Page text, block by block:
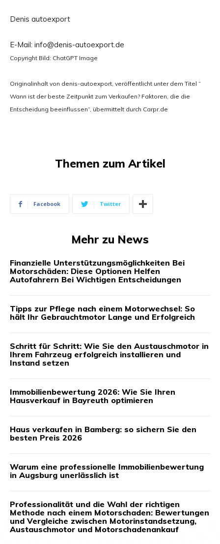
Denis autoexport
E-Mail: info@denis-autoexport.de
Copyright Bild: ChatGPT Image
Originalinhalt von denis-autoexport, veröffentlicht unter dem Titel “
Wann ist der beste Zeitpunkt zum Verkaufen? Faktoren, die die
Entscheidung beeinflussen“, übermittelt durch Carpr.de
Themen zum Artikel
Facebook Twitter
Mehr zu News
Finanzielle Unterstützungsmöglichkeiten Bei
Motorschäden: Diese Optionen Helfen
Autofahrern Bei Wichtigen Entscheidungen
Tipps zur Pflege nach einem Motorwechsel: So
hält Ihr Gebrauchtmotor Lange und Erfolgreich
Schritt für Schritt: Wie Sie den Austauschmotor in
Ihrem Fahrzeug erfolgreich installieren und
Instand setzen
Immobilienbewertung 2026: Wie Sie Ihren
Hausverkauf in Bayreuth optimieren
Haus verkaufen in Bamberg: so sichern Sie den
besten Preis 2026
Warum eine professionelle Immobilienbewertung
in Augsburg unerlässlich ist
Professionalität und die Wahl der richtigen
Methode nach einem Motorschaden: Bewertungen
und Vergleiche zwischen Motorinstandsetzung,
Austauschmotor und Motorschadenankauf